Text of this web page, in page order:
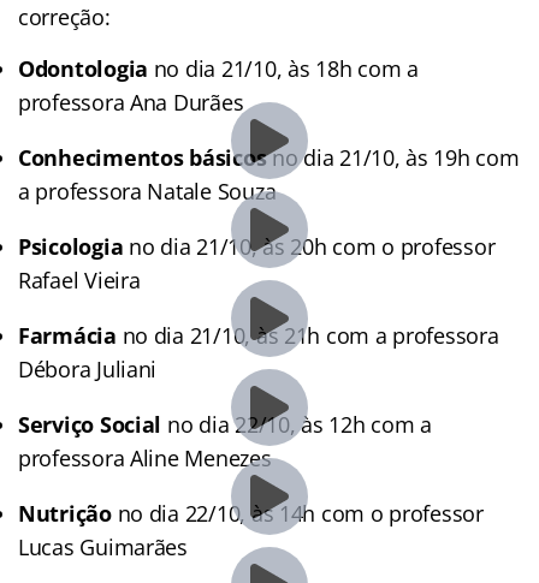
correção:
Odontologia no dia 21/10, às 18h com a
professora Ana Durães
Conhecimentos básicosno dia 21/10, às 19h com
a professora Natale Souza
Psicologia no dia 21/10, às 20h com o professor
Rafael Vieira
Farmácia no dia 21/10, às 21h com a professora
Débora Juliani
Serviço Social no dia 22/10, às 12h com a
professora Aline Menezes
Nutriçãono dia 22/10, às 14h com o professor
Lucas Guimarães